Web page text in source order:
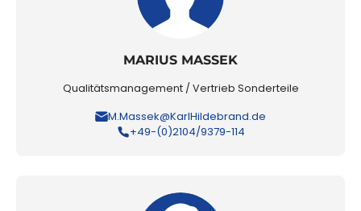
MARIUS MASSEK
Qualitätsmanagement / Vertrieb Sonderteile
M.Massek@KarlHildebrand.de
+49-(0)2104/9379-114